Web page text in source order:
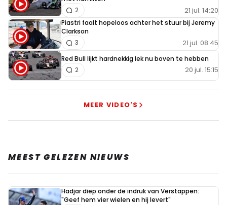
21 jul. 14:20
2
Piastri faalt hopeloos achter het stuur bij Jeremy
Clarkson
21 jul. 08:45
3
Red Bull lijkt hardnekkig lek nu boven te hebben
20 jul. 15:15
2
MEER VIDEO'S
MEEST GELEZEN NIEUWS
Hadjar diep onder de indruk van Verstappen:
"Geef hem vier wielen en hij levert"